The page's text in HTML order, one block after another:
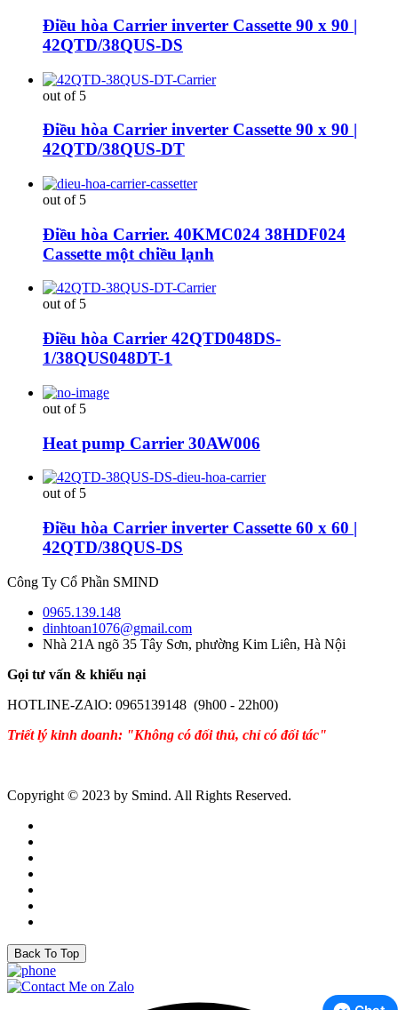
Điều hòa Carrier inverter Cassette 90 x 90 |
42QTD/38QUS-DS
out of 5
Điều hòa Carrier inverter Cassette 90 x 90 |
42QTD/38QUS-DT
out of 5
Điều hòa Carrier. 40KMC024 38HDF024
Cassette một chiều lạnh
out of 5
Điều hòa Carrier 42QTD048DS-
1/38QUS048DT-1
out of 5
Heat pump Carrier 30AW006
out of 5
Điều hòa Carrier inverter Cassette 60 x 60 |
42QTD/38QUS-DS
Công Ty Cổ Phần SMIND
0965.139.148
dinhtoan1076@gmail.com
Nhà 21A ngõ 35 Tây Sơn, phường Kim Liên, Hà Nội
Gọi tư vấn & khiếu nại
HOTLINE-ZAlO: 0965139148 (9h00 - 22h00)
Triết lý kinh doanh: "Không có đối thủ, chỉ có đối tác"
Copyright © 2023 by Smind. All Rights Reserved.
Back To Top